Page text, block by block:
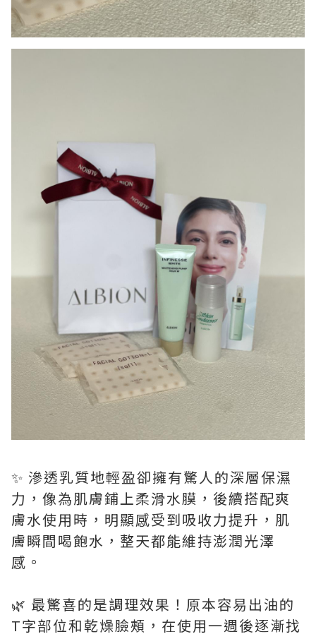
✨ 滲透乳質地輕盈卻擁有驚人的深層保濕
力，像為肌膚鋪上柔滑水膜，後續搭配爽
膚水使用時，明顯感受到吸收力提升，肌
膚瞬間喝飽水，整天都能維持澎潤光澤
感。
🌿 最驚喜的是調理效果！原本容易出油的
T字部位和乾燥臉頰，在使用一週後逐漸找